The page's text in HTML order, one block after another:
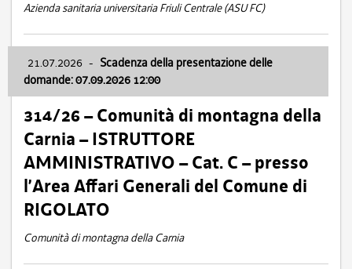
Azienda sanitaria universitaria Friuli Centrale (ASU FC)
21.07.2026 - Scadenza della presentazione delle
domande: 07.09.2026 12:00
314/26 – Comunità di montagna della
Carnia – ISTRUTTORE
AMMINISTRATIVO – Cat. C – presso
l’Area Affari Generali del Comune di
RIGOLATO
Comunità di montagna della Carnia